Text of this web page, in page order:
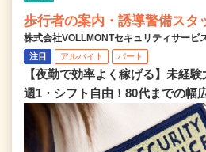
歩行者の案内・誘導警備スタ
株式会社VOLLMONTセキュリティサービ
注目 アルバイト パート
【夜勤で効率よく稼げる】未経
週1・シフト自由！80代までの幅